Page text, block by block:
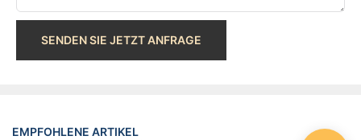
SENDEN SIE JETZT ANFRAGE
EMPFOHLENE ARTIKEL